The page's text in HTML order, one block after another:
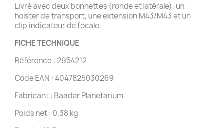
Livré avec deux bonnettes (ronde et latérale), un
holster de transport, une extension M43/M43 et un
clip indicateur de focale.
FICHE TECHNIQUE
Référence : 2954212
Code EAN : 4047825030269
Fabricant : Baader Planetarium
Poids net : 0,38 kg